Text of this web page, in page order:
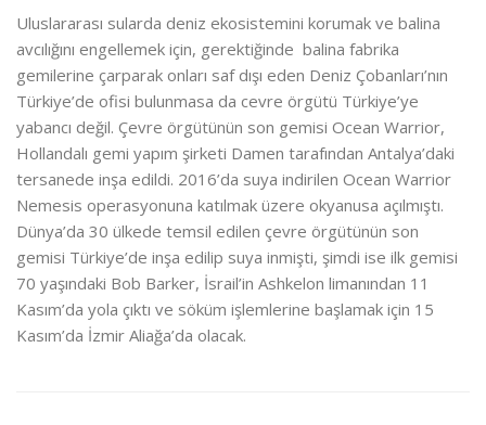
Uluslararası sularda deniz ekosistemini korumak ve balina
avcılığını engellemek için, gerektiğinde balina fabrika
gemilerine çarparak onları saf dışı eden Deniz Çobanları’nın
Türkiye’de ofisi bulunmasa da cevre örgütü Türkiye’ye
yabancı değil. Çevre örgütünün son gemisi Ocean Warrior,
Hollandalı gemi yapım şirketi Damen tarafından Antalya’daki
tersanede inşa edildi. 2016’da suya indirilen Ocean Warrior
Nemesis operasyonuna katılmak üzere okyanusa açılmıştı.
Dünya’da 30 ülkede temsil edilen çevre örgütünün son
gemisi Türkiye’de inşa edilip suya inmişti, şimdi ise ilk gemisi
70 yaşındaki Bob Barker, İsrail’in Ashkelon limanından 11
Kasım’da yola çıktı ve söküm işlemlerine başlamak için 15
Kasım’da İzmir Aliağa’da olacak.